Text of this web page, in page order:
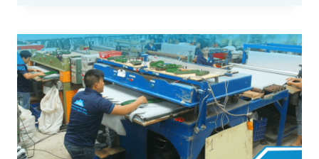
HÃNG
XE
YAMAHA
HÀ
NỘI
NÊN
XEM